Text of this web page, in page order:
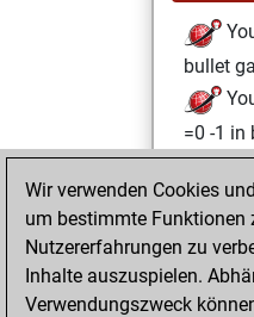
bullet
=0 -1 in
16, 2022
against
Wir verwenden Cookies
um bestimmte Funktionen
Nutzererfahrungen zu
Inhalte auszuspielen.
Verwendungszweck